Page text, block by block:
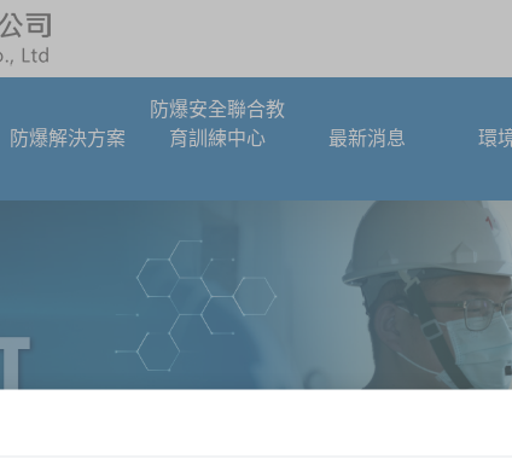
防爆解決方案
防爆安全聯合教
育訓練中心
最新消息
環